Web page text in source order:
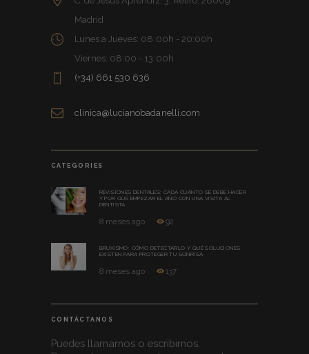
Madrid
Lunes a Jueves: 08:00h - 20:00h
Viernes: 08:00 - 13:00h
(+34) 661 530 636
clinica@lucianobadanelli.com
CATEGORIES
REVISIONES DENTALES: CADA CUÁNTO SE DEBE HACER
Y POR QUÉ EMPEZAR EL AÑO CON UNA VISITA AL
DENTISTA
8 meses ago 92
BRUXISMO: CÓMO DETECTARLO Y QUÉ SOLUCIONES
EXISTEN PARA PROTEGER TU SONRISA
8 meses ago 137
CONTÁCTANOS
Puedes llamarnos o escribirnos.